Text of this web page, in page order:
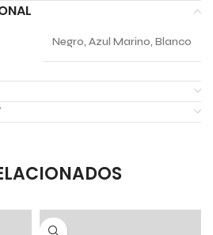
Negro, Azul Marino, Blanco